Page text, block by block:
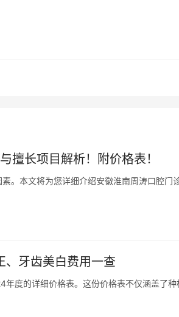
擅长项目解析！附价格表！
。本文将为您详细介绍安徽淮南周涛口腔门
牙齿美白费用一查
度的详细价格表。这份价格表不仅涵盖了种